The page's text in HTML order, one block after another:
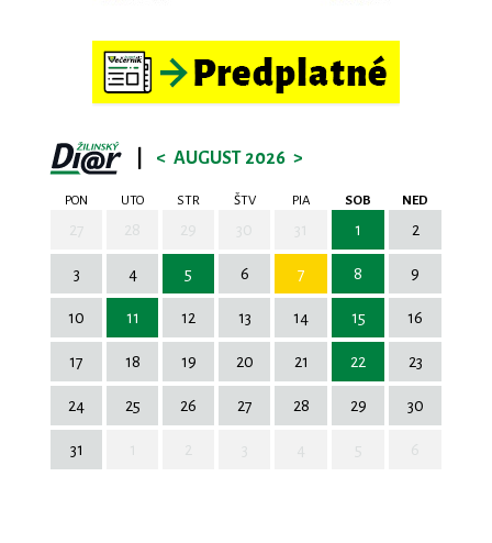
< AUGUST 2026 >
PON UTO STR ŠTV PIA SOB NED
1 2
3 4 5 6 7 8 9
10 11 12 13 14 15 16
17 18 19 20 21 22 23
24 25 26 27 28 29 30
31